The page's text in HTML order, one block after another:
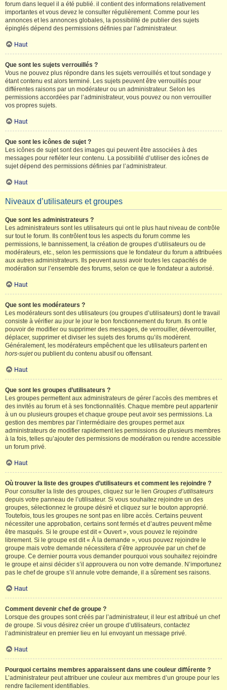
forum dans lequel il a été publié. il contient des informations relativement
importantes et vous devez le consulter régulièrement. Comme pour les
annonces et les annonces globales, la possibilité de publier des sujets
épinglés dépend des permissions définies par l’administrateur.
Haut
Que sont les sujets verrouillés ?
Vous ne pouvez plus répondre dans les sujets verrouillés et tout sondage y
étant contenu est alors terminé. Les sujets peuvent être verrouillés pour
différentes raisons par un modérateur ou un administrateur. Selon les
permissions accordées par l’administrateur, vous pouvez ou non verrouiller
vos propres sujets.
Haut
Que sont les icônes de sujet ?
Les icônes de sujet sont des images qui peuvent être associées à des
messages pour refléter leur contenu. La possibilité d’utiliser des icônes de
sujet dépend des permissions définies par l’administrateur.
Haut
Niveaux d’utilisateurs et groupes
Que sont les administrateurs ?
Les administrateurs sont les utilisateurs qui ont le plus haut niveau de contrôle
sur tout le forum. Ils contrôlent tous les aspects du forum comme les
permissions, le bannissement, la création de groupes d’utilisateurs ou de
modérateurs, etc., selon les permissions que le fondateur du forum a attribuées
aux autres administrateurs. Ils peuvent aussi avoir toutes les capacités de
modération sur l’ensemble des forums, selon ce que le fondateur a autorisé.
Haut
Que sont les modérateurs ?
Les modérateurs sont des utilisateurs (ou groupes d’utilisateurs) dont le travail
consiste à vérifier au jour le jour le bon fonctionnement du forum. Ils ont le
pouvoir de modifier ou supprimer des messages, de verrouiller, déverrouiller,
déplacer, supprimer et diviser les sujets des forums qu’ils modèrent.
Généralement, les modérateurs empêchent que les utilisateurs partent en
hors-sujetou publient du contenu abusif ou offensant.
Haut
Que sont les groupes d’utilisateurs ?
Les groupes permettent aux administrateurs de gérer l’accès des membres et
des invités au forum et à ses fonctionnalités. Chaque membre peut appartenir
à un ou plusieurs groupes et chaque groupe peut avoir ses permissions. La
gestion des membres par l’intermédiaire des groupes permet aux
administrateurs de modifier rapidement les permissions de plusieurs membres
à la fois, telles qu’ajouter des permissions de modération ou rendre accessible
un forum privé.
Haut
Où trouver la liste des groupes d’utilisateurs et comment les rejoindre ?
Pour consulter la liste des groupes, cliquez sur le lien Groupes d’utilisateurs
depuis votre panneau de l’utilisateur. Si vous souhaitez rejoindre un des
groupes, sélectionnez le groupe désiré et cliquez sur le bouton approprié.
Toutefois, tous les groupes ne sont pas en libre accès. Certains peuvent
nécessiter une approbation, certains sont fermés et d’autres peuvent même
être masqués. Si le groupe est dit « Ouvert », vous pouvez le rejoindre
librement. Si le groupe est dit « À la demande », vous pouvez rejoindre le
groupe mais votre demande nécessitera d’être approuvée par un chef de
groupe. Ce dernier pourra vous demander pourquoi vous souhaitez rejoindre
le groupe et ainsi décider s’il approuvera ou non votre demande. N’importunez
pas le chef de groupe s’il annule votre demande, il a sûrement ses raisons.
Haut
Comment devenir chef de groupe ?
Lorsque des groupes sont créés par l’administrateur, il leur est attribué un chef
de groupe. Si vous désirez créer un groupe d’utilisateurs, contactez
l’administrateur en premier lieu en lui envoyant un message privé.
Haut
Pourquoi certains membres apparaissent dans une couleur différente ?
L’administrateur peut attribuer une couleur aux membres d’un groupe pour les
rendre facilement identifiables.